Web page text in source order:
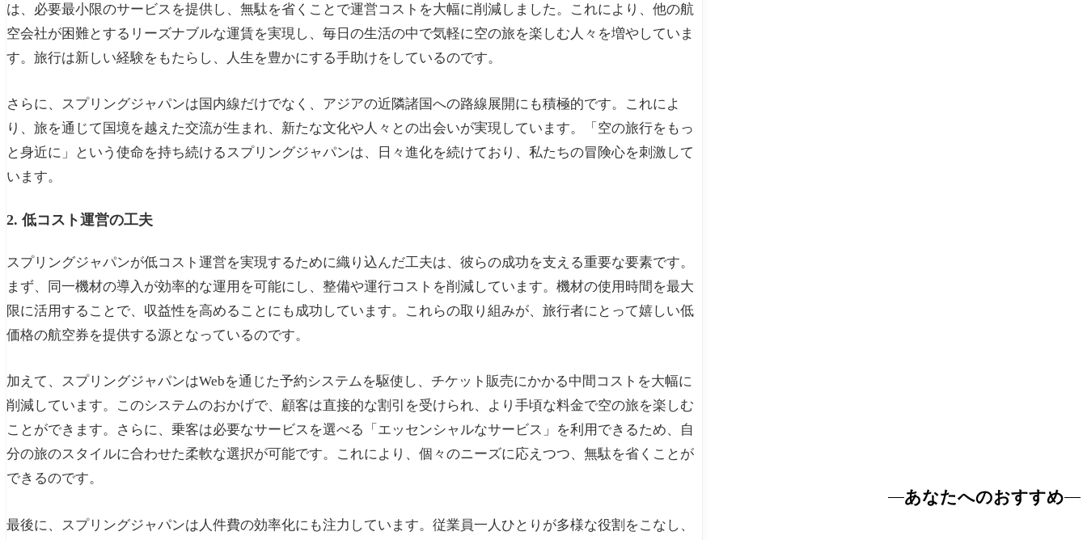
は、必要最小限のサービスを提供し、無駄を省くことで運営コストを大幅に削減しました。これにより、他の航
空会社が困難とするリーズナブルな運賃を実現し、毎日の生活の中で気軽に空の旅を楽しむ人々を増やしていま
す。旅行は新しい経験をもたらし、人生を豊かにする手助けをしているのです。
さらに、スプリングジャパンは国内線だけでなく、アジアの近隣諸国への路線展開にも積極的です。これによ
り、旅を通じて国境を越えた交流が生まれ、新たな文化や人々との出会いが実現しています。「空の旅行をもっ
と身近に」という使命を持ち続けるスプリングジャパンは、日々進化を続けており、私たちの冒険心を刺激して
います。
2. 低コスト運営の工夫
スプリングジャパンが低コスト運営を実現するために織り込んだ工夫は、彼らの成功を支える重要な要素です。
まず、同一機材の導入が効率的な運用を可能にし、整備や運行コストを削減しています。機材の使用時間を最大
限に活用することで、収益性を高めることにも成功しています。これらの取り組みが、旅行者にとって嬉しい低
価格の航空券を提供する源となっているのです。
加えて、スプリングジャパンはWebを通じた予約システムを駆使し、チケット販売にかかる中間コストを大幅に
削減しています。このシステムのおかげで、顧客は直接的な割引を受けられ、より手頃な料金で空の旅を楽しむ
ことができます。さらに、乗客は必要なサービスを選べる「エッセンシャルなサービス」を利用できるため、自
分の旅のスタイルに合わせた柔軟な選択が可能です。これにより、個々のニーズに応えつつ、無駄を省くことが
できるのです。
最後に、スプリングジャパンは人件費の効率化にも注力しています。従業員一人ひとりが多様な役割をこなし、
あなたへのおすすめ